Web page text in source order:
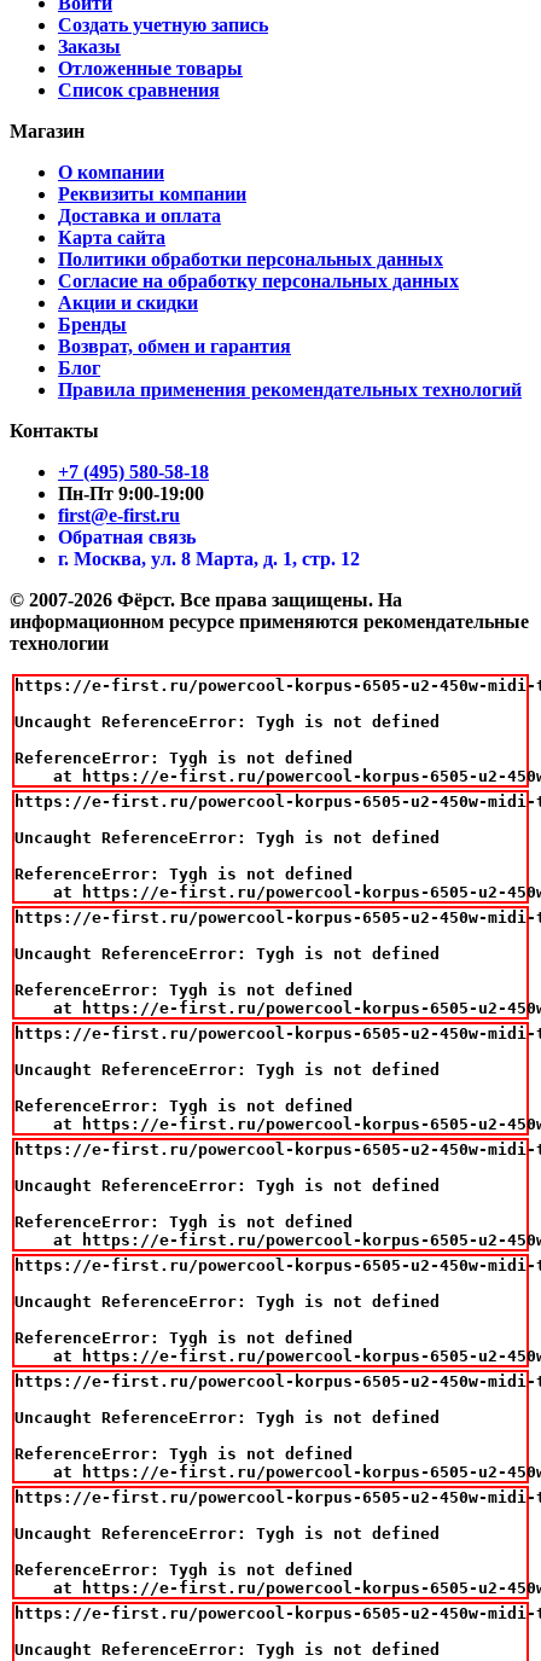
Создать учетную запись
Заказы
Отложенные товары
Список сравнения
Магазин
О компании
Реквизиты компании
Доставка и оплата
Карта сайта
Политики обработки персональных данных
Согласие на обработку персональных данных
Акции и скидки
Бренды
Возврат, обмен и гарантия
Блог
Правила применения рекомендательных технологий
Контакты
+7 (495) 580-58-18
Пн-Пт 9:00-19:00
first@e-first.ru
Обратная связь
г. Москва, ул. 8 Марта, д. 1, стр. 12
© 2007-2026 Фёрст. Все права защищены. На
информационном ресурсе применяются рекомендательные
технологии
https://e-first.ru/powercool-korpus-6505-u2-450w-midi-
Uncaught ReferenceError: Tygh is not defined
ReferenceError: Tygh is not defined
at https://e-first.ru/powercool-korpus-6505-u2-
https://e-first.ru/powercool-korpus-6505-u2-450w-midi-
Uncaught ReferenceError: Tygh is not defined
ReferenceError: Tygh is not defined
at https://e-first.ru/powercool-korpus-6505-u2-
https://e-first.ru/powercool-korpus-6505-u2-450w-midi-
Uncaught ReferenceError: Tygh is not defined
ReferenceError: Tygh is not defined
at https://e-first.ru/powercool-korpus-6505-u2-
https://e-first.ru/powercool-korpus-6505-u2-450w-midi-
Uncaught ReferenceError: Tygh is not defined
ReferenceError: Tygh is not defined
at https://e-first.ru/powercool-korpus-6505-u2-
https://e-first.ru/powercool-korpus-6505-u2-450w-midi-
Uncaught ReferenceError: Tygh is not defined
ReferenceError: Tygh is not defined
at https://e-first.ru/powercool-korpus-6505-u2-
https://e-first.ru/powercool-korpus-6505-u2-450w-midi-
Uncaught ReferenceError: Tygh is not defined
ReferenceError: Tygh is not defined
at https://e-first.ru/powercool-korpus-6505-u2-
https://e-first.ru/powercool-korpus-6505-u2-450w-midi-
Uncaught ReferenceError: Tygh is not defined
ReferenceError: Tygh is not defined
at https://e-first.ru/powercool-korpus-6505-u2-
https://e-first.ru/powercool-korpus-6505-u2-450w-midi-
Uncaught ReferenceError: Tygh is not defined
ReferenceError: Tygh is not defined
at https://e-first.ru/powercool-korpus-6505-u2-
https://e-first.ru/powercool-korpus-6505-u2-450w-midi-
Uncaught ReferenceError: Tygh is not defined